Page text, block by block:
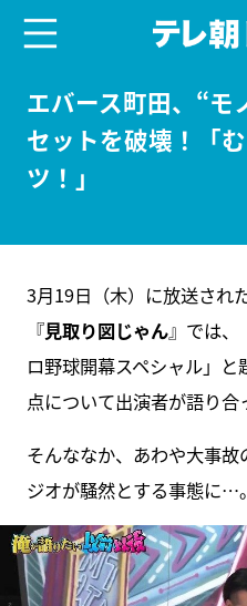
エバース町田、“モ
セットを破壊！「
ツ！」
3月19日（木）に放送され
『見取り図じゃん』では、
ロ野球開幕スペシャル」
点について出演者が語り合
そんななか、あわや大事
ジオが騒然とする事態に…。